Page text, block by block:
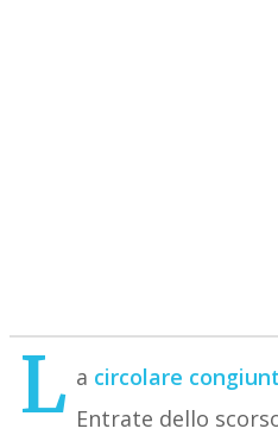
L a circolare
Entrate dello